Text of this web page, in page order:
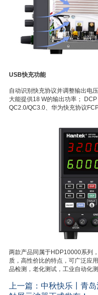
USB快充功能
自动识别快充协议并调整输出电
大能提供18 W的输出功率；
QC2.0/QC3.0、华为快充协议
两款产品同属于HDP10000系列
质，高性价比的特点，可广泛应
品检测，老化测试，工业自动化测
上一篇：中秋快乐丨青